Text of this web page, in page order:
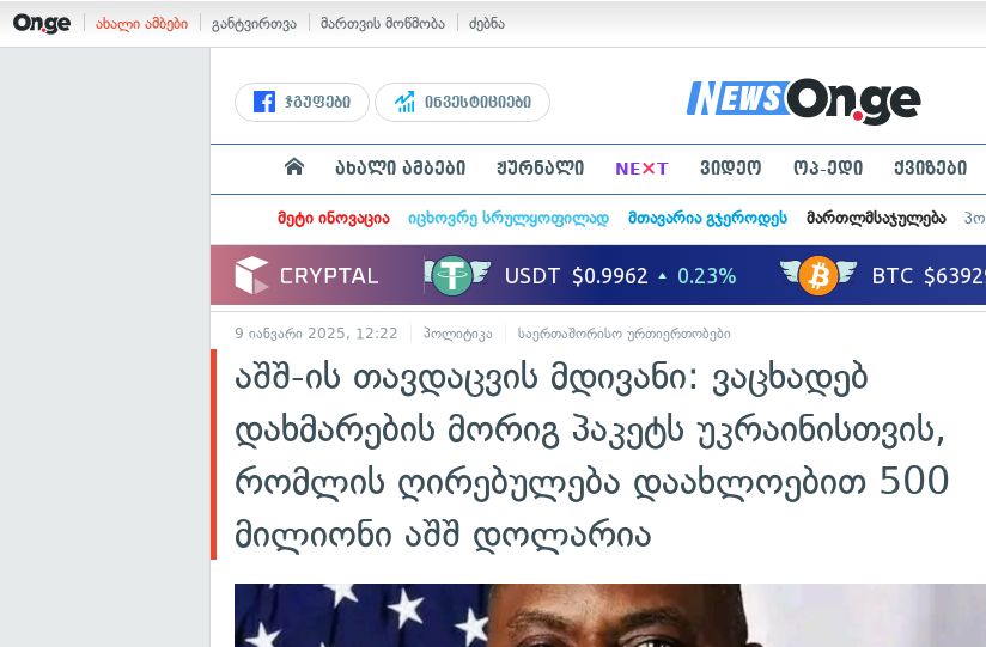
ახალი ამბები განტვირთვა მართვის მოწმობა ძებნა
ჯგუფები ინვესტიციები
ახალი ამბები ჟურნალი NE×T ვიდეო ოპ-ედი ქვიზები
მეტი ინოვაცია იცხოვრე სრულყოფილად მთავარია გჯეროდეს მართლმსაჯულება
9 იანვარი 2025, 12:22 პოლიტიკა საერთაშორისო ურთიერთობები
აშშ-ის თავდაცვის მდივანი: ვაცხადებ
დახმარების მორიგ პაკეტს უკრაინისთვის,
რომლის ღირებულება დაახლოებით 500
მილიონი აშშ დოლარია